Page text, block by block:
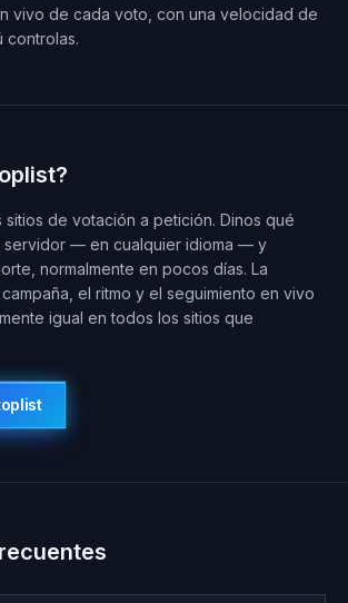
vivo de cada voto, con una velocidad de
controlas.
sitios de votación a petición. Dinos qué
servidor — en cualquier idioma — y
normalmente en pocos días. La
el ritmo y el seguimiento en vivo
igual en todos los sitios que